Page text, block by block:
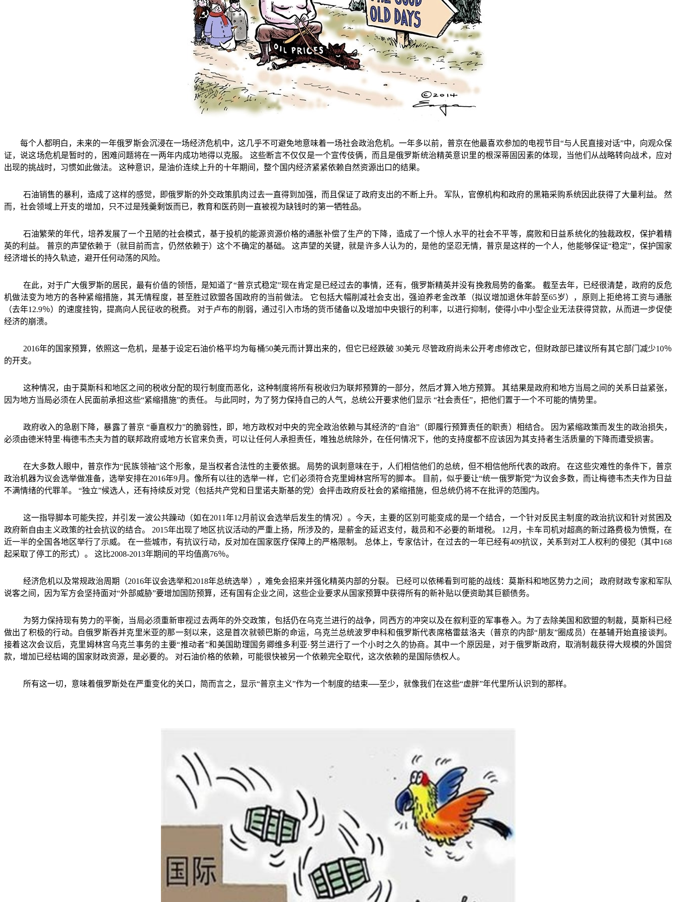
每个人都明白，未来的一年俄罗斯会沉浸在一场经济危机中，这几乎不可避免地意味着一场社会政治危机。一年多以前，普京在他最喜欢参加的电视节目“与人民直接对话”中，向观众保
证，说这场危机是暂时的，困难问题将在一两年内成功地得以克服。
这些断言不仅仅是一个宣传伎俩，而且是俄罗斯统治精英意识里的根深蒂固因素的体现，当他们从战略转向战术，应对
出现的挑战时，习惯如此做法。
这种意识，是油价连续上升的十年期间，整个国内经济紧紧依赖自然资源出口的结果。
石油销售的暴利，造成了这样的感觉，即俄罗斯的外交政策肌肉过去一直得到加强，而且保证了政府支出的不断上升。 军队，官僚机构和政府的黑箱采购系统因此获得了大量利益。
然
而，社会领域上开支的增加，只不过是残羹剩饭而已，教育和医药则一直被视为缺钱时的第一牺牲品。
石油繁荣的年代，培养发展了一个丑陋的社会模式，基于投机的能源资源价格的通胀补偿了生产的下降，造成了一个惊人水平的社会不平等，腐败和日益系统化的独裁政权，保护着精
英的利益。
普京的声望依赖于（就目前而言，仍然依赖于）这个不确定的基础。 这声望的关键，就是许多人认为的，是他的坚忍无情，普京是这样的一个人，他能够保证“稳定”，保护国家
经济增长的持久轨迹，避开任何动荡的风险。
在此，对于广大俄罗斯的居民，最有价值的领悟，是知道了“普京式稳定”现在肯定是已经过去的事情，还有，俄罗斯精英并没有挽救局势的备案。
截至去年，已经很清楚，政府的反危
机做法变为地方的各种紧缩措施，其无情程度，甚至胜过欧盟各国政府的当前做法。
它包括大幅削减社会支出，强迫养老金改革（拟议增加退休年龄至65岁），原则上拒绝将工资与通胀
（去年12.9％）的速度挂钩，提高向人民征收的税费。
对于卢布的削弱，通过引入市场的货币储备以及增加中央银行的利率，以进行抑制，使得小中小型企业无法获得贷款，从而进一步促使
经济的崩溃。
2016年的国家预算，依照这一危机，是基于设定石油价格平均为每桶50美元而计算出来的，但它已经跌破 30美元 尽管政府尚未公开考虑修改它，但财政部已建议所有其它部门减少10％
的开支。
这种情况，由于莫斯科和地区之间的税收分配的现行制度而恶化，这种制度将所有税收归为联邦预算的一部分，然后才算入地方预算。
其结果是政府和地方当局之间的关系日益紧张，
因为地方当局必须在人民面前承担这些“紧缩措施”的责任。 与此同时，为了努力保持自己的人气，总统公开要求他们显示 “社会责任”，把他们置于一个不可能的情势里。
政府收入的急剧下降，暴露了普京 “垂直权力”的脆弱性，即，地方政权对中央的完全政治依赖与其经济的“自治”（即履行预算责任的职责）相结合。
因为紧缩政策而发生的政治损失，
必须由德米特里·梅德韦杰夫为首的联邦政府或地方长官来负责，可以让任何人承担责任，唯独总统除外，在任何情况下，他的支持度都不应该因为其支持者生活质量的下降而遭受损害。
在大多数人眼中，普京作为“民族领袖”这个形象，是当权者合法性的主要依据。 局势的讽刺意味在于，人们相信他们的总统，但不相信他所代表的政府。
在这些灾难性的条件下，普京
政治机器为议会选举做准备，选举安排在2016年9月。像所有以往的选举一样，它们必须符合克里姆林宫所写的脚本。 目前，似乎要让“统一俄罗斯党”为议会多数，而让梅德韦杰夫作为日益
不满情绪的代罪羊。
“独立”候选人，还有持续反对党（包括共产党和日里诺夫斯基的党）会抨击政府反社会的紧缩措施，但总统仍将不在批评的范围内。
这一指导脚本可能失控，并引发一波公共躁动（如在2011年12月前议会选举后发生的情况）。今天，主要的区别可能变成的是一个结合，一个针对反民主制度的政治抗议和针对贫困及
政府新自由主义政策的社会抗议的结合。
2015年出现了地区抗议活动的严重上扬，所涉及的，是薪金的延迟支付，裁员和不必要的新增税。 12月，卡车司机对超高的新过路费极为愤慨，在
近一半的全国各地区举行了示威。
在一些城市，有抗议行动，反对加在国家医疗保障上的严格限制。 总体上，专家估计，在过去的一年已经有409抗议，关系到对工人权利的侵犯（其中168
起采取了停工的形式）。
这比2008-2013年期间的平均值高76％。
经济危机以及常规政治周期（2016年议会选举和2018年总统选举），难免会招来并强化精英内部的分裂。 已经可以依稀看到可能的战线：莫斯科和地区势力之间；
政府财政专家和军队
说客之间，因为军方会坚持面对“外部威胁”要增加国防预算，还有国有企业之间，这些企业要求从国家预算中获得所有的新补贴以便资助其巨额债务。
为努力保持现有势力的平衡，当局必须重新审视过去两年的外交政策，包括仍在乌克兰进行的战争，同西方的冲突以及在叙利亚的军事卷入。为了去除美国和欧盟的制裁，莫斯科已经
做出了积极的行动。自俄罗斯吞并克里米亚的那一刻以来，这是首次就顿巴斯的命运，乌克兰总统波罗申科和俄罗斯代表席格雷兹洛夫（普京的内部“朋友”圈成员）在基辅开始直接谈判。
接着这次会议后，克里姆林宫乌克兰事务的主要“推动者”和美国助理国务卿维多利亚·努兰进行了一个小时之久的协商。其中一个原因是，对于俄罗斯政府，取消制裁获得大规模的外国贷
款，增加已经枯竭的国家财政资源，是必要的。
对石油价格的依赖，可能很快被另一个依赖完全取代，这次依赖的是国际债权人。
所有这一切，意味着俄罗斯处在严重变化的关口，简而言之，显示“普京主义”作为一个制度的结束──至少，就像我们在这些“虚胖”年代里所认识到的那样。